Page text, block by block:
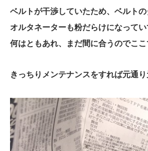
ベルトが干渉していたため、ベルト
オルタネーターも粉だらけになって
何はともあれ、まだ間に合うのでこ
きっちりメンテナンスをすれば元通り